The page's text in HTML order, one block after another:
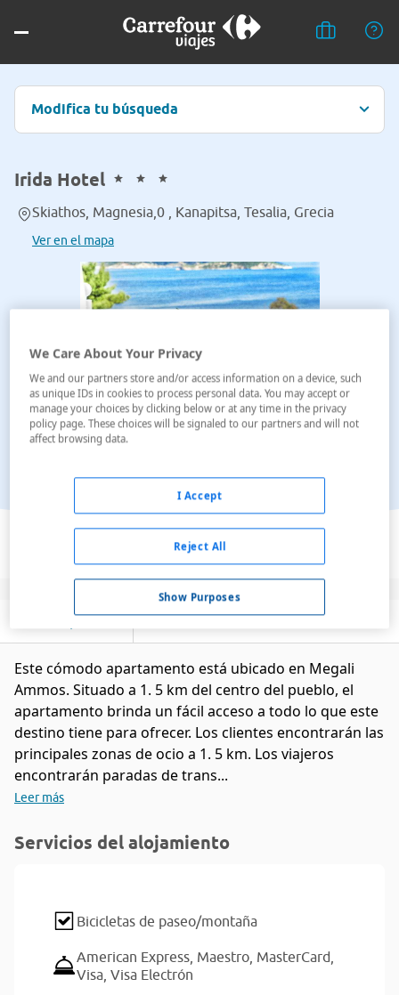
Modifica tu búsqueda
Irida Hotel
Skiathos, Magnesia,0 , Kanapitsa, Tesalia, Grecia
Ver en el mapa
Ver en el mapa
Descripción Servicios
Este cómodo apartamento está ubicado en Megali
Ammos. Situado a 1. 5 km del centro del pueblo, el
apartamento brinda un fácil acceso a todo lo que este
destino tiene para ofrecer. Los clientes encontrarán las
principales zonas de ocio a 1. 5 km. Los viajeros
encontrarán paradas de trans...
Leer más
Servicios del alojamiento
Bicicletas de paseo/montaña
American Express, Maestro, MasterCard,
Visa, Visa Electrón
We Care About Your Privacy
We and our partners store and/or access information on a device, such
as unique IDs in cookies to process personal data. You may accept or
manage your choices by clicking below or at any time in the privacy
policy page. These choices will be signaled to our partners and will not
affect browsing data.
Show Purposes
Reject All
I Accept